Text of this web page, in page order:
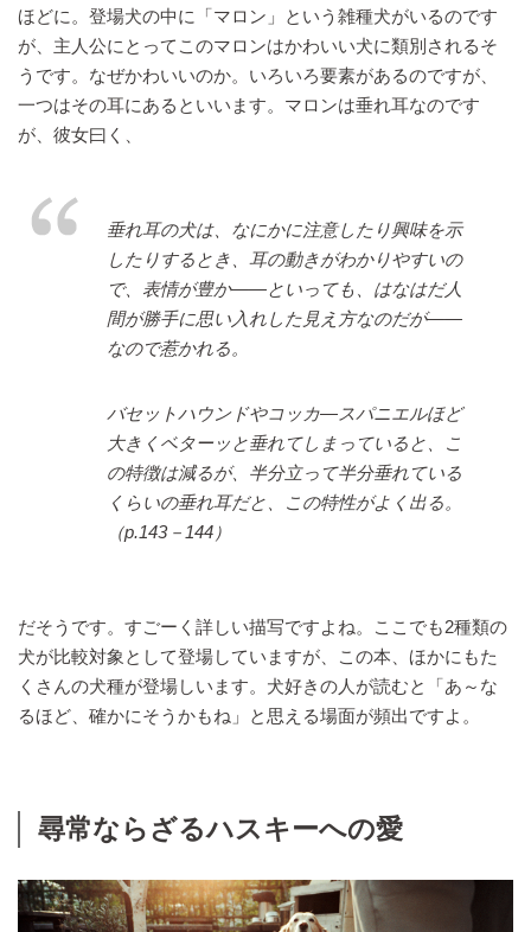
ほどに。登場犬の中に「マロン」という雑種犬がいるのです
が、主人公にとってこのマロンはかわいい犬に類別されるそ
うです。なぜかわいいのか。いろいろ要素があるのですが、
一つはその耳にあるといいます。マロンは垂れ耳なのです
が、彼女曰く、
垂れ耳の犬は、なにかに注意したり興味を示
したりするとき、耳の動きがわかりやすいの
で、表情が豊か――といっても、はなはだ人
間が勝手に思い入れした見え方なのだが――
なので惹かれる。
バセットハウンドやコッカ―スパニエルほど
大きくベターッと垂れてしまっていると、こ
の特徴は減るが、半分立って半分垂れている
くらいの垂れ耳だと、この特性がよく出る。
（p.143－144）
だそうです。すごーく詳しい描写ですよね。ここでも2種類の
犬が比較対象として登場していますが、この本、ほかにもた
くさんの犬種が登場しいます。犬好きの人が読むと「あ～な
るほど、確かにそうかもね」と思える場面が頻出ですよ。
尋常ならざるハスキーへの愛